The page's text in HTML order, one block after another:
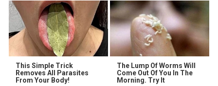
This Simple Trick
Removes All Parasites
From Your Body!
The Lump Of Worms Will
Come Out Of You In The
Morning. Try It